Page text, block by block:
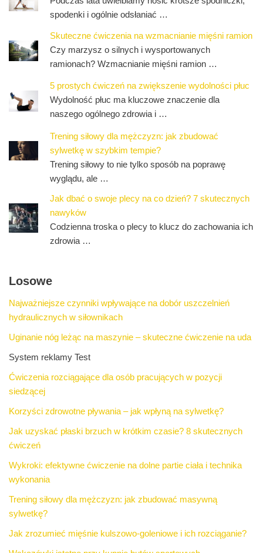
spodenki i ogólnie odsłaniać …
Skuteczne ćwiczenia na wzmacnianie mięśni ramion
Czy marzysz o silnych i wysportowanych
ramionach? Wzmacnianie mięśni ramion …
5 prostych ćwiczeń na zwiększenie wydolności płuc
Wydolność płuc ma kluczowe znaczenie dla
naszego ogólnego zdrowia i …
Trening siłowy dla mężczyzn: jak zbudować
sylwetkę w szybkim tempie?
Trening siłowy to nie tylko sposób na poprawę
wyglądu, ale …
Jak dbać o swoje plecy na co dzień? 7 skutecznych
nawyków
Codzienna troska o plecy to klucz do zachowania ich
zdrowia …
Losowe
Najważniejsze czynniki wpływające na dobór uszczelnień
hydraulicznych w siłownikach
Uginanie nóg leżąc na maszynie – skuteczne ćwiczenie na uda
System reklamy Test
Ćwiczenia rozciągające dla osób pracujących w pozycji
siedzącej
Korzyści zdrowotne pływania – jak wpłyną na sylwetkę?
Jak uzyskać płaski brzuch w krótkim czasie? 8 skutecznych
ćwiczeń
Wykroki: efektywne ćwiczenie na dolne partie ciała i technika
wykonania
Trening siłowy dla mężczyzn: jak zbudować masywną
sylwetkę?
Jak zrozumieć mięśnie kulszowo-goleniowe i ich rozciąganie?